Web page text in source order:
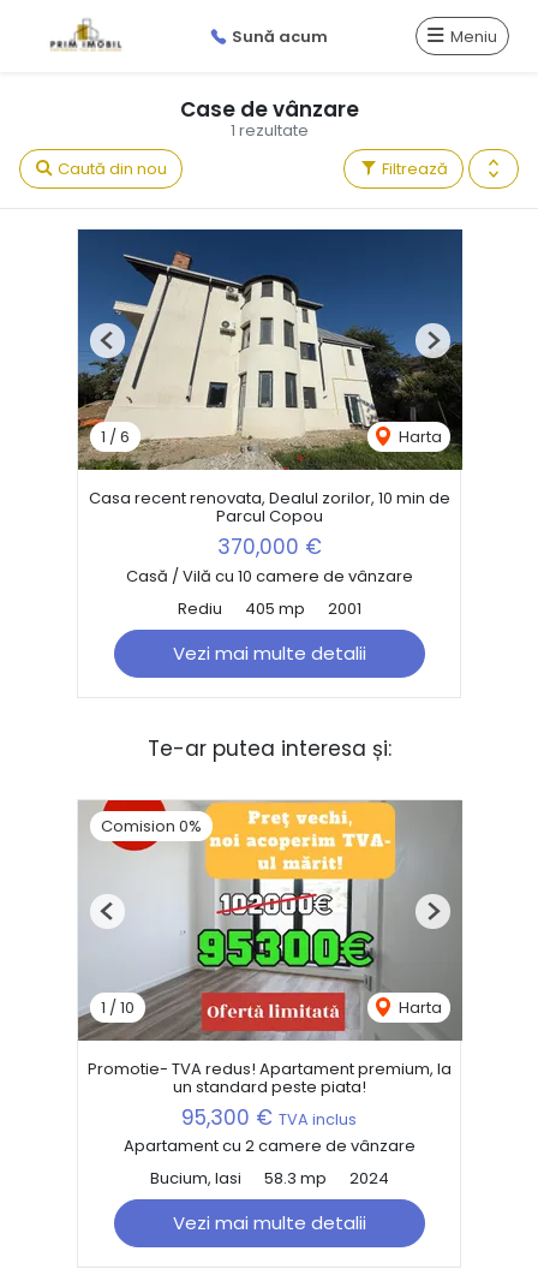
Sună acum Meniu
1 rezultate
Case de vânzare
Filtrează
Caută din nou
1 /6 Harta
Previous Next
Casa recent renovata, Dealul zorilor, 10 min de
Parcul Copou
370,000 €
Casă / Vilă cu 10 camere de vânzare
Rediu
405 mp 2001
Vezi mai multe detalii
Te-ar putea interesa și:
Comision 0%
1 /10 Harta
Previous Next
Promotie- TVA redus! Apartament premium, la
un standard peste piata!
95,300 € TVA inclus
Apartament cu 2 camere de vânzare
Bucium, Iasi
58.3 mp 2024
Vezi mai multe detalii